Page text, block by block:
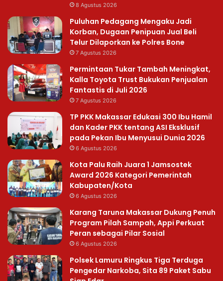
8 Agustus 2026
Puluhan Pedagang Mengaku Jadi
Korban, Dugaan Penipuan Jual Beli
Telur Dilaporkan ke Polres Bone
7 Agustus 2026
Permintaan Tukar Tambah Meningkat,
Kalla Toyota Trust Bukukan Penjualan
Fantastis di Juli 2026
7 Agustus 2026
TP PKK Makassar Edukasi 300 Ibu Hamil
dan Kader PKK tentang ASI Eksklusif
pada Pekan Ibu Menyusui Dunia 2026
6 Agustus 2026
Kota Palu Raih Juara 1 Jamsostek
Award 2026 Kategori Pemerintah
Kabupaten/Kota
6 Agustus 2026
Karang Taruna Makassar Dukung Penuh
Program Pilah Sampah, Appi Perkuat
Peran sebagai Pilar Sosial
6 Agustus 2026
Polsek Lamuru Ringkus Tiga Terduga
Pengedar Narkoba, Sita 89 Paket Sabu